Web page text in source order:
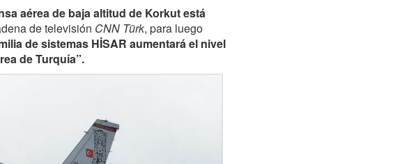
aérea de baja altitud de Korkut está
de televisión CNN Türk, para luego
de sistemas HİSAR aumentará el nivel
de Turquía”.